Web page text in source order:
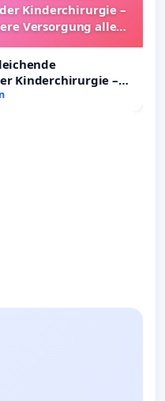
Kinderchirurgie –
Versorgung aller
Kinderchirurgie –
Versorgung aller